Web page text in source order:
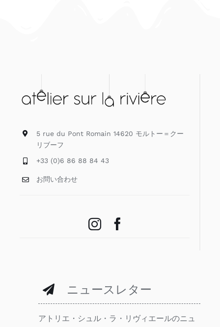
5 rue du Pont Romain 14620 モルトー＝クー
リブーフ
+33 (0)6 86 88 84 43
お問い合わせ
ニュースレター
アトリエ・シュル・ラ・リヴィエールのニュ